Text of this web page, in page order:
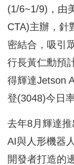
(1/6~1/9)，由
CTA)主辦，針
密結合，吸引
行長黃仁勳預
得輝達Jetson
登(3048)今日
去年8月輝達
AI與人形機器
開發者打造的